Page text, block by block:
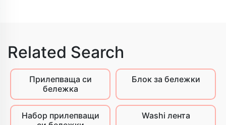
Related Search
Прилепваща си
бележка
Блок за бележки
Набор прилепващи
Washi лента